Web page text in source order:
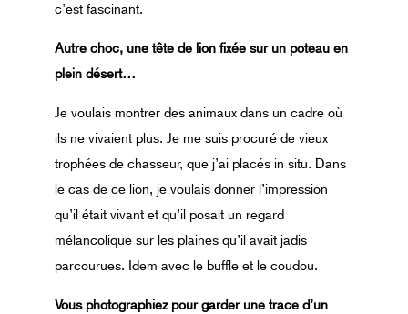
c’est fascinant.
Autre choc, une tête de lion fixée sur un poteau en
plein désert…
Je voulais montrer des animaux dans un cadre où
ils ne vivaient plus. Je me suis procuré de vieux
trophées de chasseur, que j’ai placés in situ. Dans
le cas de ce lion, je voulais donner l’impression
qu’il était vivant et qu’il posait un regard
mélancolique sur les plaines qu’il avait jadis
parcourues. Idem avec le buffle et le coudou.
Vous photographiez pourgarder une trace d’un